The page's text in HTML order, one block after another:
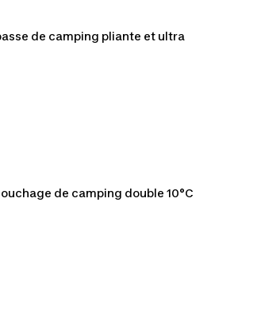
de camping pliante et ultra
de camping double 10°C